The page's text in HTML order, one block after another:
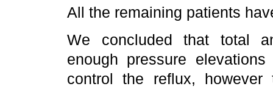
All the remaining patients
We concluded that total
enough pressure
control the reflux,